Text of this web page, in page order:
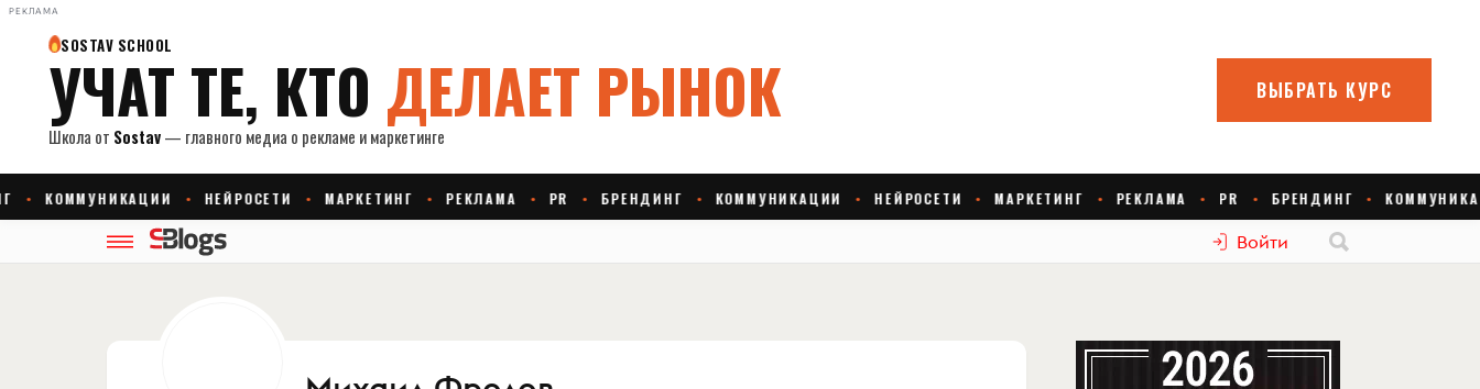
РЕКЛАМА
Войти